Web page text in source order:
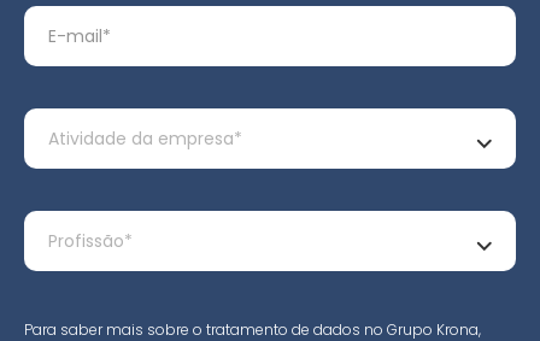
Para saber mais sobre o tratamento de dados no Grupo Krona,